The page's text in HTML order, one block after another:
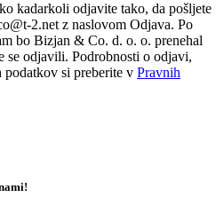
kadarkoli odjavite tako, da pošljete
2.net z naslovom Odjava. Po
bo Bizjan & Co. d. o. o. prenehal
se odjavili. Podrobnosti o odjavi,
si preberite v Pravnih